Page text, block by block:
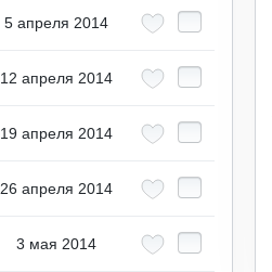
5 апреля 2014
12 апреля 2014
19 апреля 2014
26 апреля 2014
3 мая 2014